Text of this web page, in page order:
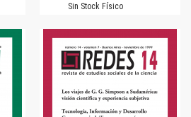
Sin Stock Físico